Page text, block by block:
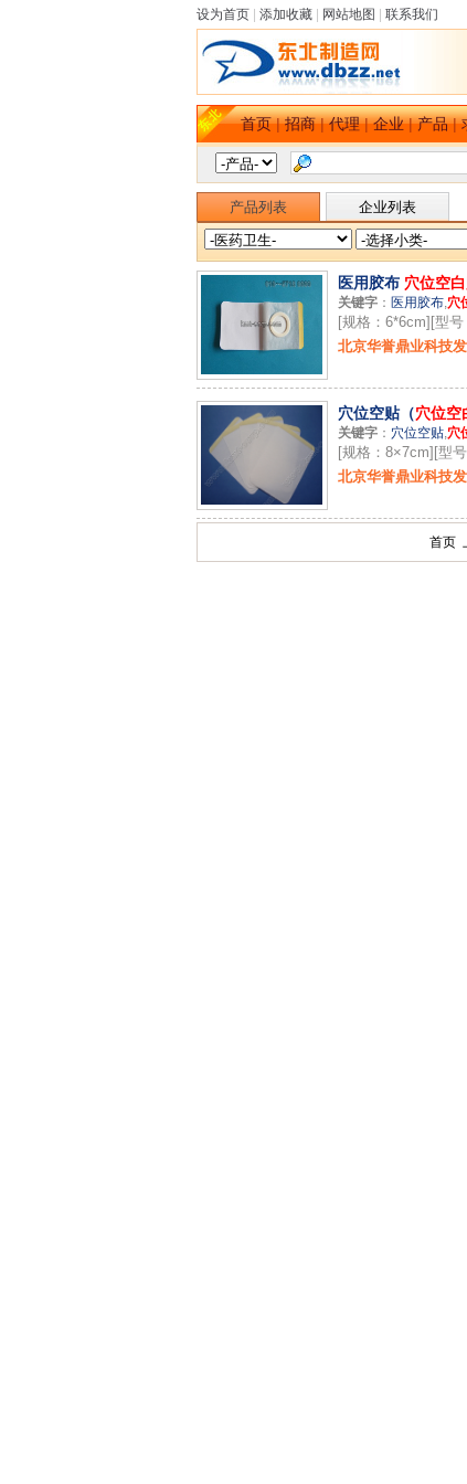
设为首页 添加收藏 网站地图 联系我们
首页|招商|代理|企业|产品|
产品列表 企业列表
医用胶布 穴位空
关键字 ： 医用胶布,穴
[规格：6*6cm][型
北京华誉鼎业科技
穴位空贴（穴位空
关键字 ： 穴位空贴,穴
[规格：8×7cm][型
北京华誉鼎业科技
首页